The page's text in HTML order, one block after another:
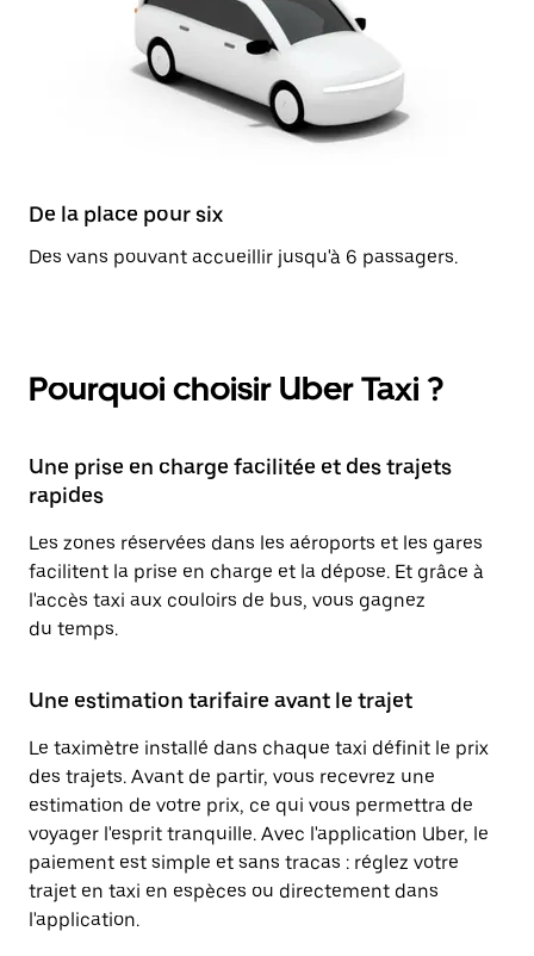
De la place pour six
Des vans pouvant accueillir jusqu'à 6 passagers.
Pourquoi choisir Uber Taxi ?
Une prise en charge facilitée et des trajets
rapides
Les zones réservées dans les aéroports et les gares
facilitent la prise en charge et la dépose. Et grâce à
l'accès taxi aux couloirs de bus, vous gagnez
du temps.
Une estimation tarifaire avant le trajet
Le taximètre installé dans chaque taxi définit le prix
des trajets. Avant de partir, vous recevrez une
estimation de votre prix, ce qui vous permettra de
voyager l'esprit tranquille. Avec l'application Uber, le
paiement est simple et sans tracas : réglez votre
trajet en taxi en espèces ou directement dans
l'application.